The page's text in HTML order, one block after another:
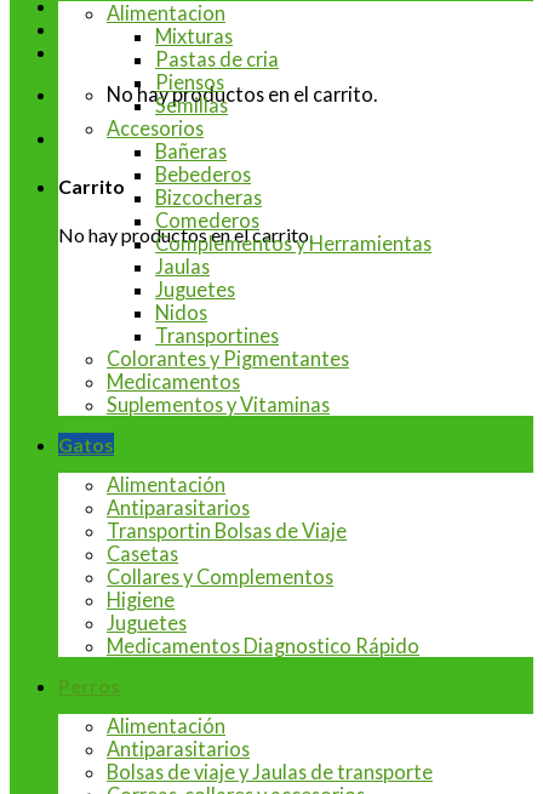
No hay productos en el carrito.
Carrito
No hay productos en el carrito.
Alimentacion
Mixturas
Pastas de cria
Piensos
Semillas
Accesorios
Bañeras
Bebederos
Bizcocheras
Comederos
Complementos y Herramientas
Jaulas
Juguetes
Nidos
Transportines
Colorantes y Pigmentantes
Medicamentos
Suplementos y Vitaminas
Gatos
Alimentación
Antiparasitarios
Transportin Bolsas de Viaje
Casetas
Collares y Complementos
Higiene
Juguetes
Medicamentos Diagnostico Rápido
Perros
Alimentación
Antiparasitarios
Bolsas de viaje y Jaulas de transporte